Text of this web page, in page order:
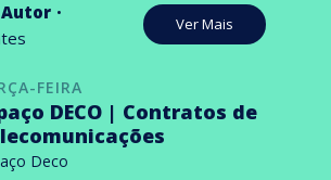
Autor
Ver Mais
FEIRA
DECO | Contratos de
Deco